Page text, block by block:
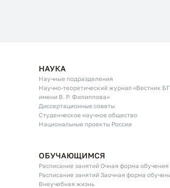
НАУКА
Научные подразделения
Научно-теоретический журнал «Вестник
имени В. Р. Филиппова»
Диссертационные советы
Студенческое научное общество
Национальные проекты России
ОБУЧАЮЩИМСЯ
Расписание занятий Очная форма обучения
Расписание занятий Заочная форма
Внеучебная жизнь